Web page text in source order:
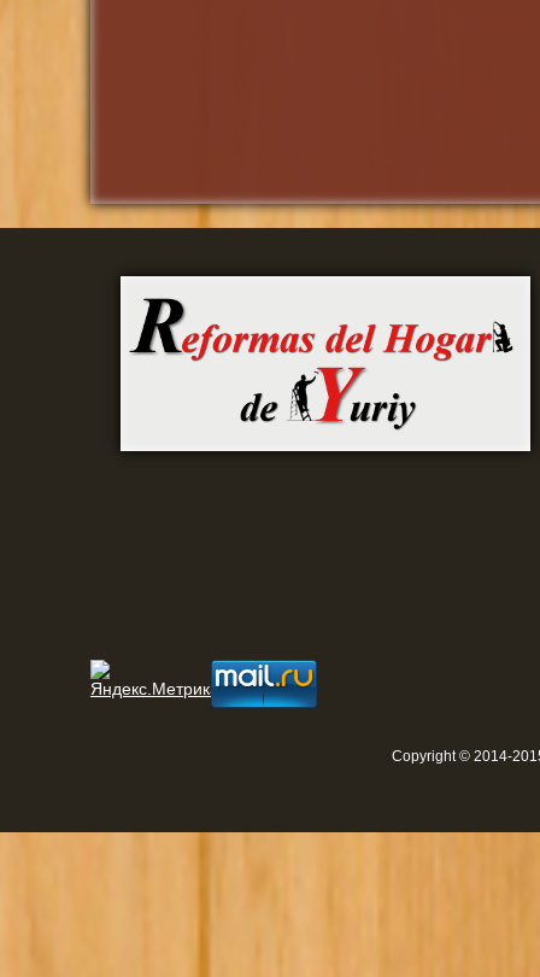
Copyright © 2014-